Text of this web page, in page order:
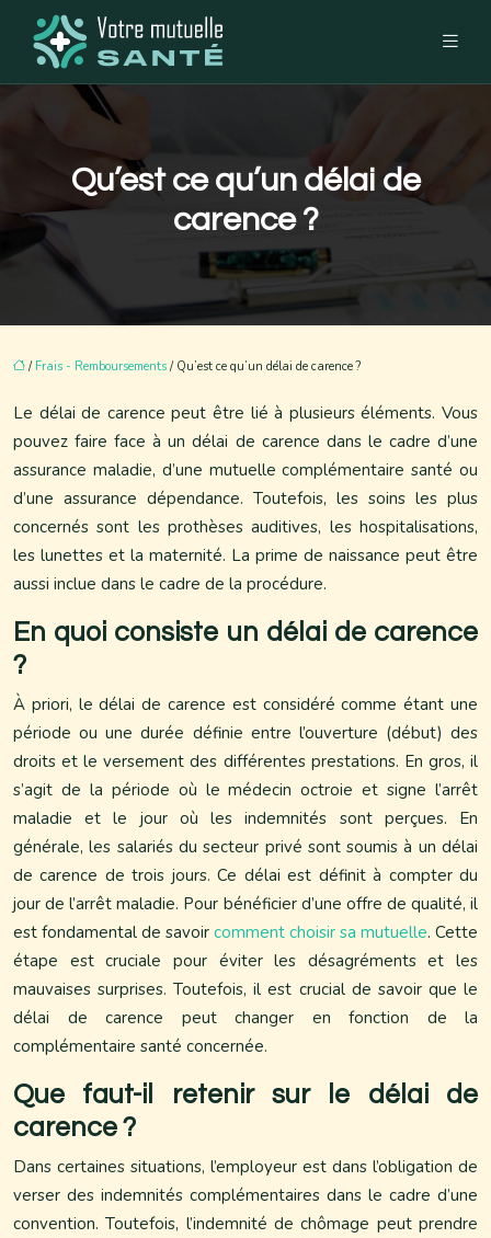
Qu’est ce qu’un délai de
carence ?
/ Frais - Remboursements / Qu’est ce qu’un délai de carence ?
Le délai de carence peut être lié à plusieurs éléments. Vous
pouvez faire face à un délai de carence dans le cadre d’une
assurance maladie, d’une mutuelle complémentaire santé ou
d’une assurance dépendance. Toutefois, les soins les plus
concernés sont les prothèses auditives, les hospitalisations,
les lunettes et la maternité. La prime de naissance peut être
aussi inclue dans le cadre de la procédure.
En quoi consiste un délai de carence
?
À priori, le délai de carence est considéré comme étant une
période ou une durée définie entre l’ouverture (début) des
droits et le versement des différentes prestations. En gros, il
s’agit de la période où le médecin octroie et signe l’arrêt
maladie et le jour où les indemnités sont perçues. En
générale, les salariés du secteur privé sont soumis à un délai
de carence de trois jours. Ce délai est définit à compter du
jour de l’arrêt maladie. Pour bénéficier d’une offre de qualité, il
est fondamental de savoir comment choisir sa mutuelle. Cette
étape est cruciale pour éviter les désagréments et les
mauvaises surprises. Toutefois, il est crucial de savoir que le
délai de carence peut changer en fonction de la
complémentaire santé concernée.
Que faut-il retenir sur le délai de
carence ?
Dans certaines situations, l’employeur est dans l’obligation de
verser des indemnités complémentaires dans le cadre d’une
convention. Toutefois, l’indemnité de chômage peut prendre